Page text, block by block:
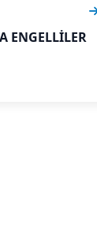
ENGELLİLER